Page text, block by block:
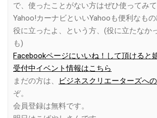
で、使ったことがない方はぜひ使ってみて
Yahoo!カーナビといいYahooも便利なもの
役に立ったよ、という方、(役に立たなか
も)
Facebookページにいいね！して頂けると
受付中イベント情報はこちら
まだの方は、
ビジネスクリエーターズへ
ぞ。
会員登録は無料です。